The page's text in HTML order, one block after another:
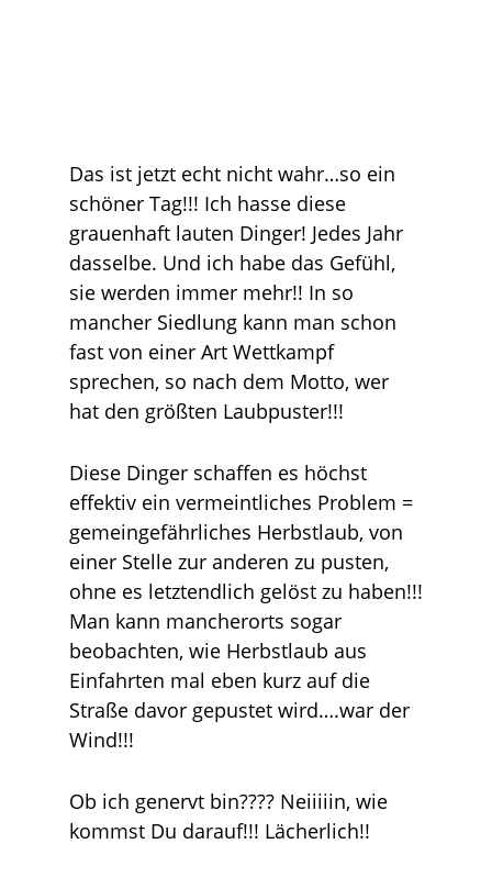
Das ist jetzt echt nicht wahr…so ein
schöner Tag!!! Ich hasse diese
grauenhaft lauten Dinger! Jedes Jahr
dasselbe. Und ich habe das Gefühl,
sie werden immer mehr!! In so
mancher Siedlung kann man schon
fast von einer Art Wettkampf
sprechen, so nach dem Motto, wer
hat den größten Laubpuster!!!
Diese Dinger schaffen es höchst
effektiv ein vermeintliches Problem =
gemeingefährliches Herbstlaub, von
einer Stelle zur anderen zu pusten,
ohne es letztendlich gelöst zu haben!!!
Man kann mancherorts sogar
beobachten, wie Herbstlaub aus
Einfahrten mal eben kurz auf die
Straße davor gepustet wird….war der
Wind!!!
Ob ich genervt bin???? Neiiiiin, wie
kommst Du darauf!!! Lächerlich!!